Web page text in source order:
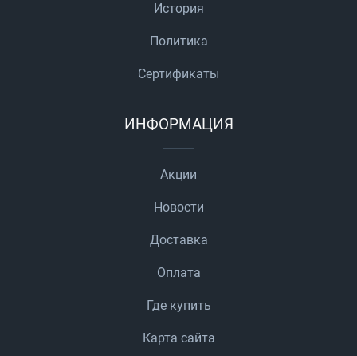
История
Политика
Сертификаты
ИНФОРМАЦИЯ
Акции
Новости
Доставка
Оплата
Где купить
Карта сайта